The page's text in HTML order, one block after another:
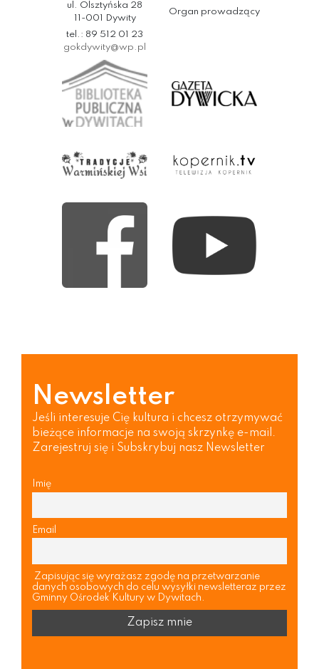
ul. Olsztyńska 28
11-001 Dywity
tel.: 89 512 01 23
gokdywity@wp.pl
Organ prowadzący
Newsletter
Jeśli interesuje Cię kultura i chcesz otrzymywać
bieżące informacje na swoją skrzynkę e-mail.
Zarejestruj się i Subskrybuj nasz Newsletter
Imię
Email
Zapisując się wyrażasz zgodę na przetwarzanie
danych osobowych do celu wysyłki newsletteraz przez
Gminny Ośrodek Kultury w Dywitach.